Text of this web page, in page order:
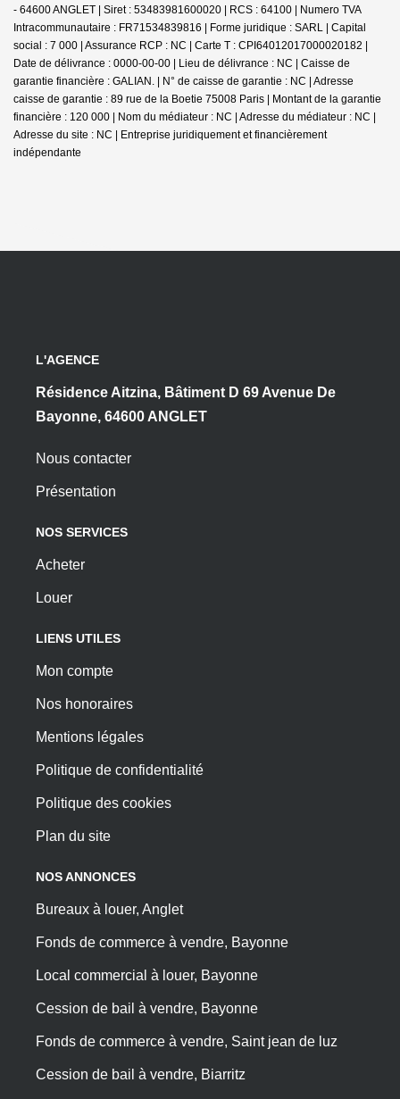
- 64600 ANGLET | Siret : 53483981600020 | RCS : 64100 | Numero TVA
Intracommunautaire : FR71534839816 | Forme juridique : SARL | Capital
social : 7 000 | Assurance RCP : NC | Carte T : CPI64012017000020182 |
Date de délivrance : 0000-00-00 | Lieu de délivrance : NC | Caisse de
garantie financière : GALIAN. | N° de caisse de garantie : NC | Adresse
caisse de garantie : 89 rue de la Boetie 75008 Paris | Montant de la garantie
financière : 120 000 | Nom du médiateur : NC | Adresse du médiateur : NC |
Adresse du site : NC |
Entreprise juridiquement et financièrement
indépendante
L'AGENCE
Résidence Aitzina, Bâtiment D 69 Avenue De
Bayonne, 64600 ANGLET
Nous contacter
Présentation
NOS SERVICES
Acheter
Louer
LIENS UTILES
Mon compte
Nos honoraires
Mentions légales
Politique de confidentialité
Politique des cookies
Plan du site
NOS ANNONCES
Bureaux à louer, Anglet
Fonds de commerce à vendre, Bayonne
Local commercial à louer, Bayonne
Cession de bail à vendre, Bayonne
Fonds de commerce à vendre, Saint jean de luz
Cession de bail à vendre, Biarritz